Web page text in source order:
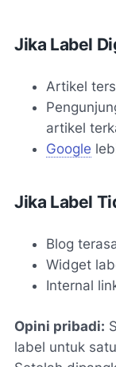
Jika Label
Artikel
artikel
Google
Jika Label
Blog
Widget
Internal
Opini pribadi:
label untuk